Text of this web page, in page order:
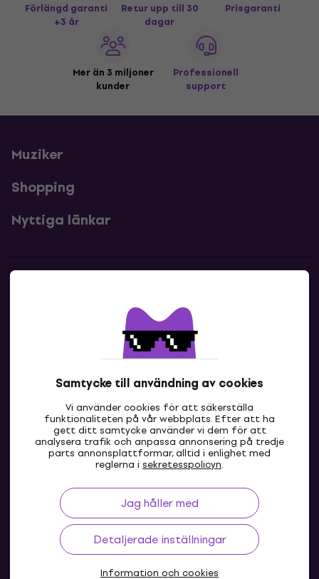
Samtycke till användning av cookies
Vi använder cookies för att säkerställa
funktionaliteten på vår webbplats. Efter att ha
gett ditt samtycke använder vi dem för att
analysera trafik och anpassa annonsering på tredje
parts annonsplattformar, alltid i enlighet med
reglerna i sekretesspolicyn.
Jag håller med
Detaljerade inställningar
Information och cookies
Förlängd garanti
+3 år
Retur upp till 30
dagar
Prisgaranti
Mer än 3 miljoner
kunder
Professionell
support
Muziker
Shopping
Nyttiga länkar
Kontakta oss
SE